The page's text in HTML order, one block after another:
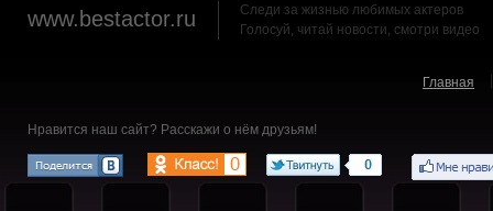
www.bestactor.ru
Следи за жизнью любимых актеров
Голосуй, читай новости, смотри видео
Главная
Нравится наш сайт? Расскажи о нём друзьям!